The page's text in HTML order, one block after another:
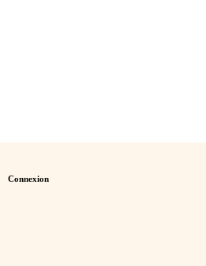
Connexion